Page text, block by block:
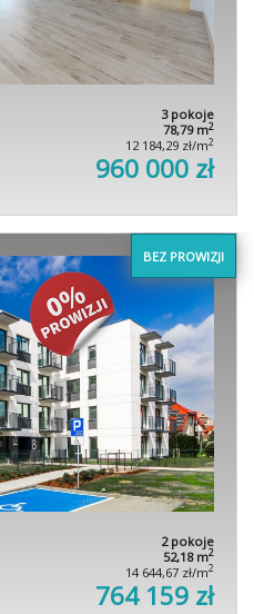
3 pokoje
78,79 m2
12 184,29 zł/m2
960 000 zł
BEZ PROWIZJI
2 pokoje
52,18 m2
14 644,67 zł/m2
764 159 zł